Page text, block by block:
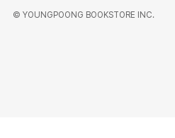
© YOUNGPOONG BOOKSTORE INC.